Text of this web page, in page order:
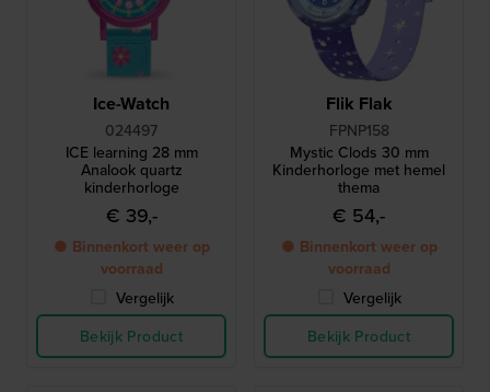
Ice-Watch
024497
ICE learning 28 mm
Analook quartz
kinderhorloge
€ 39,-
● Binnenkort weer op
voorraad
Vergelijk
Bekijk Product
Flik Flak
FPNP158
Mystic Clods 30 mm
Kinderhorloge met hemel
thema
€ 54,-
● Binnenkort weer op
voorraad
Vergelijk
Bekijk Product